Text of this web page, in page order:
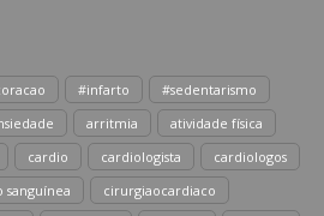
#infarto
#sedentarismo
arritmia
atividade física
cardio cardiologista
cardiologos
sanguínea
cirurgiaocardiaco